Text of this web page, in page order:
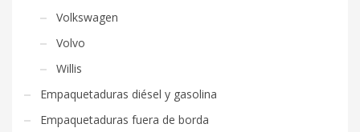
Volkswagen
Volvo
Willis
Empaquetaduras diésel y gasolina
Empaquetaduras fuera de borda